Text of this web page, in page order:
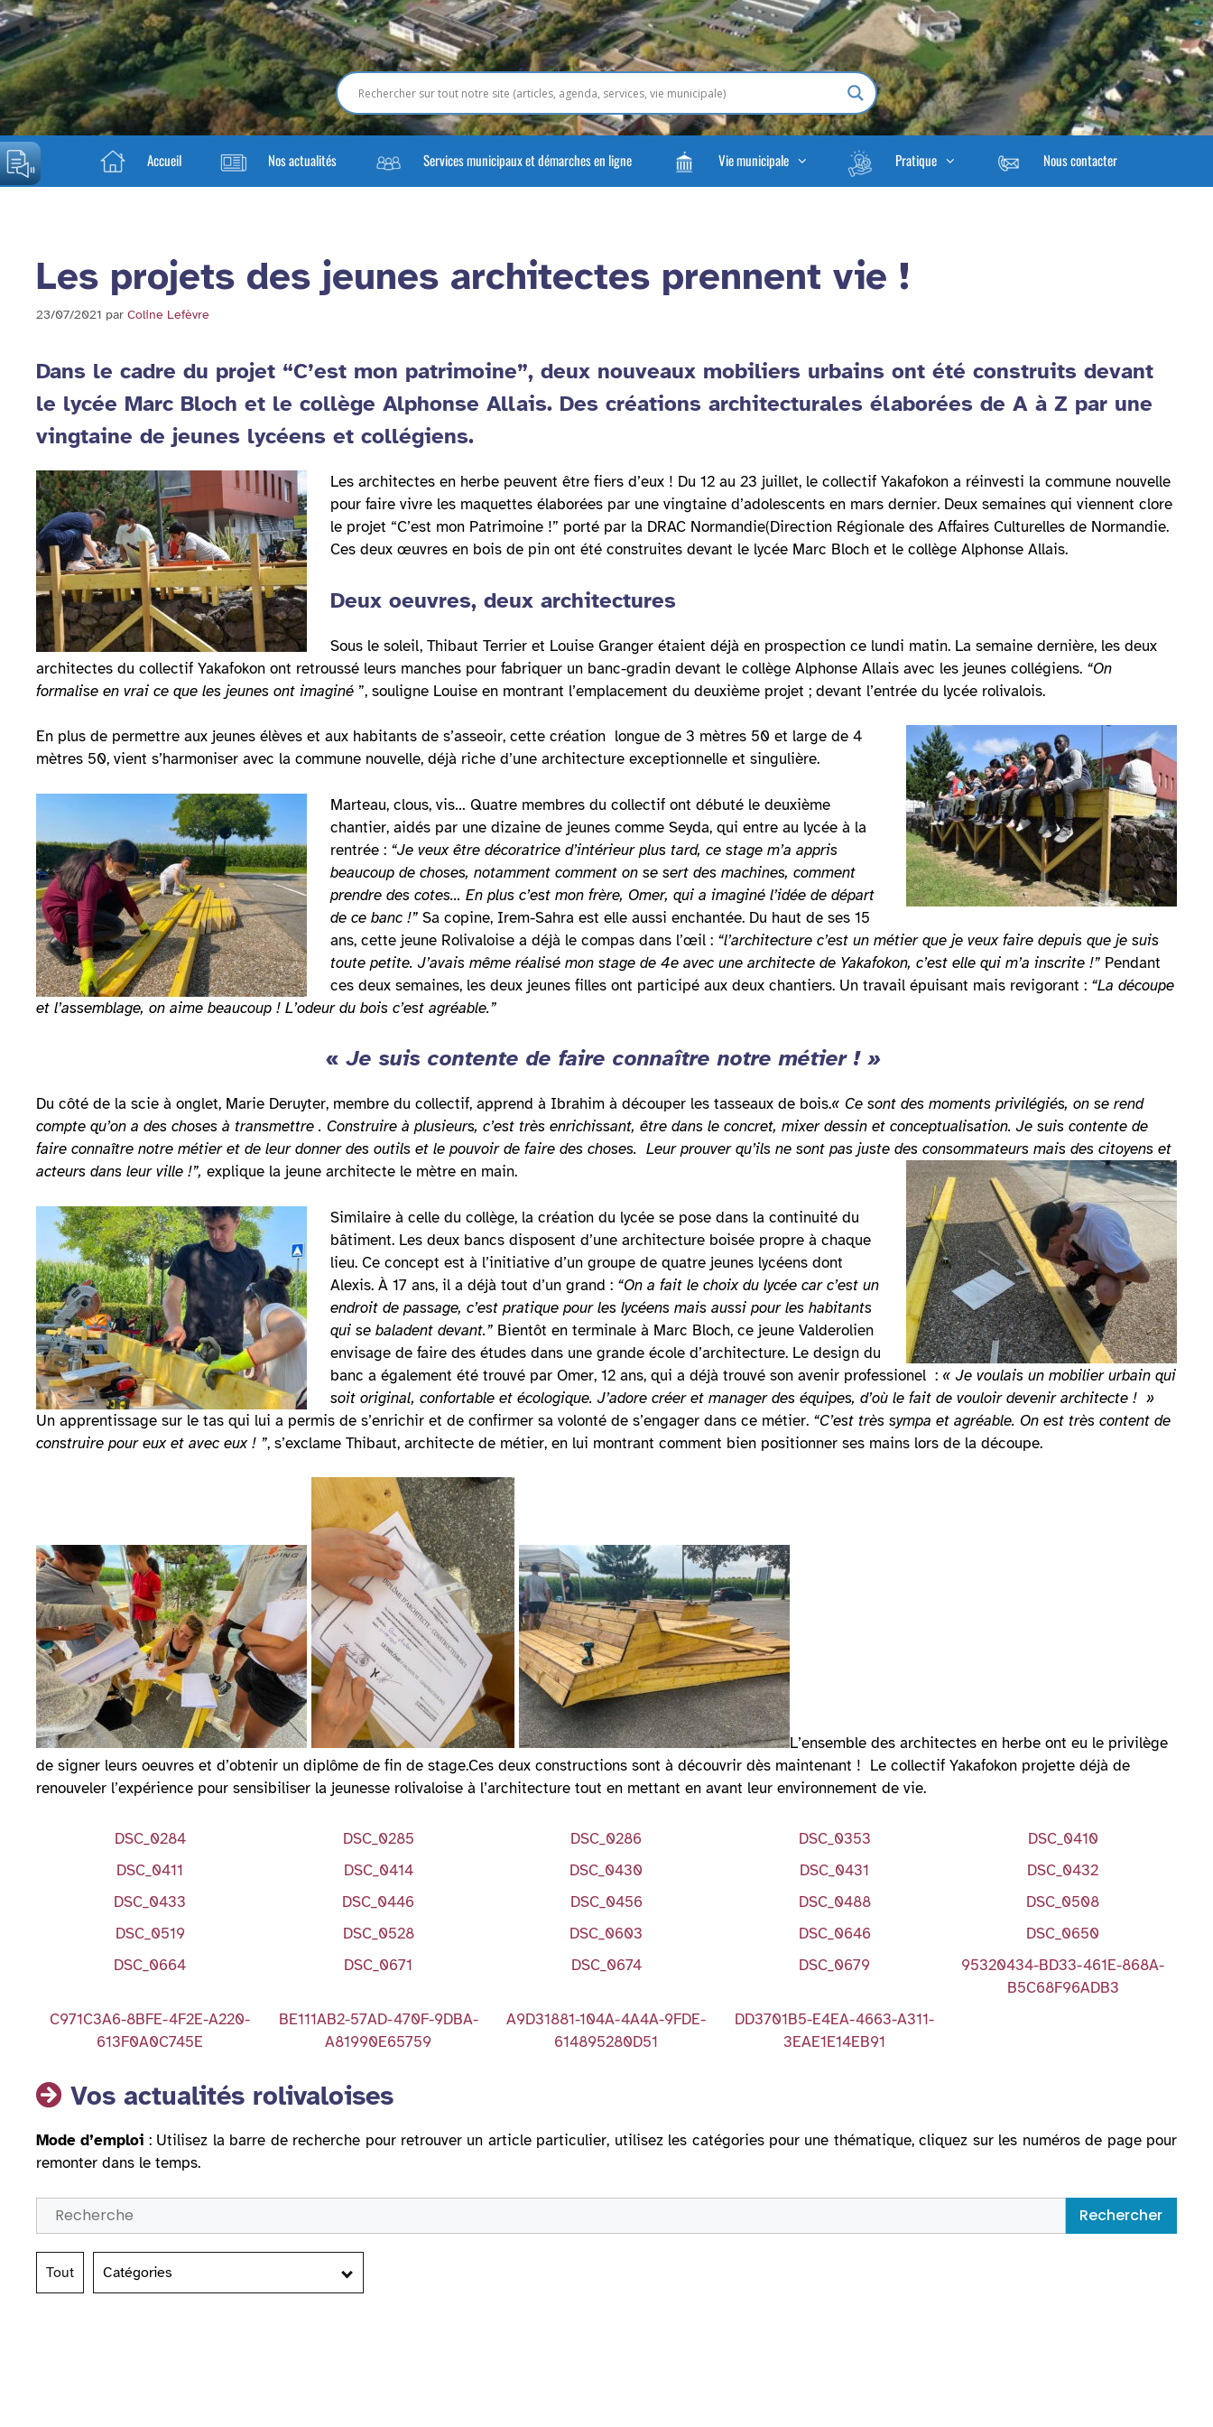
Accueil Nos actualités Services municipaux et démarches en ligne Vie municipale Pratique Nous contacter
Les projets des jeunes architectes prennent vie !
23/07/2021 par Coline Lefèvre
Dans le cadre du projet “C’est mon patrimoine”, deux nouveaux mobiliers urbains ont été construits devant
le lycée Marc Bloch et le collège Alphonse Allais. Des créations architecturales élaborées de A à Z par une
vingtaine de jeunes lycéens et collégiens.
Les architectes en herbe peuvent être fiers d’eux ! Du 12 au 23 juillet, le collectif Yakafokon a réinvesti la commune nouvelle
pour faire vivre les maquettes élaborées par une vingtaine d’adolescents en mars dernier. Deux semaines qui viennent clore
le projet “C’est mon Patrimoine !” porté par la DRAC Normandie(Direction Régionale des Affaires Culturelles de Normandie.
Ces deux œuvres en bois de pin ont été construites devant le lycée Marc Bloch et le collège Alphonse Allais.
Deux oeuvres, deux architectures
Sous le soleil, Thibaut Terrier et Louise Granger étaient déjà en prospection ce lundi matin. La semaine dernière, les deux
architectes du collectif Yakafokon ont retroussé leurs manches pour fabriquer un banc-gradin devant le collège Alphonse Allais avec les jeunes collégiens. “On
formalise en vrai ce que les jeunes ont imaginé ”, souligne Louise en montrant l’emplacement du deuxième projet ; devant l’entrée du lycée rolivalois.
En plus de permettre aux jeunes élèves et aux habitants de s’asseoir, cette création longue de 3 mètres 50 et large de 4
mètres 50, vient s’harmoniser avec la commune nouvelle, déjà riche d’une architecture exceptionnelle et singulière.
Marteau, clous, vis… Quatre membres du collectif ont débuté le deuxième
chantier, aidés par une dizaine de jeunes comme Seyda, qui entre au lycée à la
rentrée : “Je veux être décoratrice d’intérieur plus tard, ce stage m’a appris
beaucoup de choses, notamment comment on se sert des machines, comment
prendre des cotes… En plus c’est mon frère, Omer, qui a imaginé l’idée de départ
de ce banc !”Sa copine, Irem-Sahra est elle aussi enchantée. Du haut de ses 15
ans, cette jeune Rolivaloise a déjà le compas dans l’œil : “l’architecture c’est un métier que je veux faire depuis que je suis
toute petite. J’avais même réalisé mon stage de 4e avec une architecte de Yakafokon, c’est elle qui m’a inscrite !” Pendant
ces deux semaines, les deux jeunes filles ont participé aux deux chantiers. Un travail épuisant mais revigorant : “La découpe
et l’assemblage, on aime beaucoup ! L’odeur du bois c’est agréable.”
«Je suis contente de faire connaître notre métier ! »
Du côté de la scie à onglet, Marie Deruyter, membre du collectif, apprend à Ibrahim à découper les tasseaux de bois.« Ce sont des moments privilégiés, on se rend
compte qu’on a des choses à transmettre . Construire à plusieurs, c’est très enrichissant, être dans le concret, mixer dessin et conceptualisation. Je suis contente de
faire connaître notre métier et de leur donner des outils et le pouvoir de faire des choses. Leur prouver qu’ils ne sont pas juste des consommateurs mais des citoyens et
acteurs dans leur ville !”, explique la jeune architecte le mètre en main.
Similaire à celle du collège, la création du lycée se pose dans la continuité du
bâtiment. Les deux bancs disposent d’une architecture boisée propre à chaque
lieu. Ce concept est à l’initiative d’un groupe de quatre jeunes lycéens dont
Alexis. À 17 ans, il a déjà tout d’un grand : “On a fait le choix du lycée car c’est un
endroit de passage, c’est pratique pour les lycéens mais aussi pour les habitants
qui se baladent devant.”Bientôt en terminale à Marc Bloch, ce jeune Valderolien
envisage de faire des études dans une grande école d’architecture. Le design du
banc a également été trouvé par Omer, 12 ans, qui a déjà trouvé son avenir professionel : « Je voulais un mobilier urbain qui
soit original, confortable et écologique. J’adore créer et manager des équipes, d’où le fait de vouloir devenir architecte ! »
Un apprentissage sur le tas qui lui a permis de s’enrichir et de confirmer sa volonté de s’engager dans ce métier. “C’est très sympa et agréable. On est très content de
construire pour eux et avec eux ! ”, s’exclame Thibaut, architecte de métier, en lui montrant comment bien positionner ses mains lors de la découpe.
L’ensemble des architectes en herbe ont eu le privilège
de signer leurs oeuvres et d’obtenir un diplôme de fin de stage.Ces deux constructions sont à découvrir dès maintenant ! Le collectif Yakafokon projette déjà de
renouveler l’expérience pour sensibiliser la jeunesse rolivaloise à l’architecture tout en mettant en avant leur environnement de vie.
DSC_0284 DSC_0285 DSC_0286 DSC_0353
DSC_0410
DSC_0411
DSC_0414 DSC_0430 DSC_0431
DSC_0432
DSC_0433
DSC_0446 DSC_0456 DSC_0488
DSC_0508
DSC_0519
DSC_0528 DSC_0603 DSC_0646
DSC_0650
DSC_0664
DSC_0671 DSC_0674 DSC_0679
95320434-BD33-461E-868A-
B5C68F96ADB3
C971C3A6-8BFE-4F2E-A220-
613F0A0C745E
BE111AB2-57AD-470F-9DBA-
A81990E65759
A9D31881-104A-4A4A-9FDE-
614895280D51
DD3701B5-E4EA-4663-A311-
3EAE1E14EB91
Vos actualités rolivaloises
Mode d’emploi : Utilisez la barre de recherche pour retrouver un article particulier, utilisez les catégories pour une thématique, cliquez sur les numéros de page pour
remonter dans le temps.
Rechercher
Tout Catégories